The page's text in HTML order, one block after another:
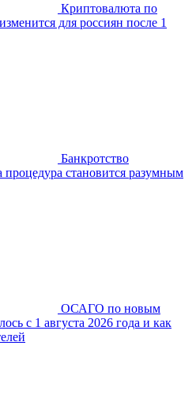
Криптовалюта по
для россиян после 1
Банкротство
процедура становится разумным
ОСАГО по новым
с 1 августа 2026 года и как